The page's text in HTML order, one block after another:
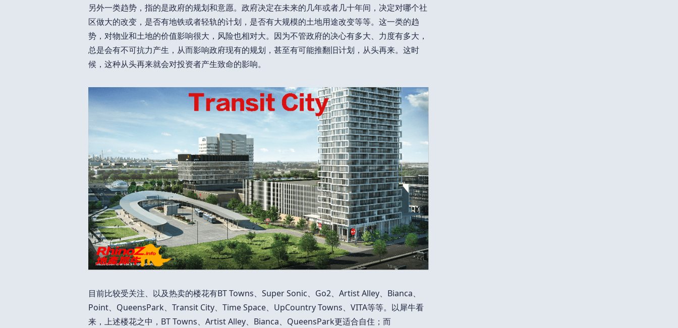
另外一类趋势，指的是政府的规划和意愿。政府决定在未来的几年或者几十年间，决定对哪个社
区做大的改变，是否有地铁或者轻轨的计划，是否有大规模的土地用途改变等等。这一类的趋
势，对物业和土地的价值影响很大，风险也相对大。因为不管政府的决心有多大、力度有多大，
总是会有不可抗力产生，从而影响政府现有的规划，甚至有可能推翻旧计划，从头再来。这时
候，这种从头再来就会对投资者产生致命的影响。
目前比较受关注、以及热卖的楼花有BT Towns、Super Sonic、Go2、Artist Alley、Bianca、
Point、QueensPark、Transit City、Time Space、UpCountry Towns、VITA等等。以犀牛看
来，上述楼花之中，BT Towns、Artist Alley、Bianca、QueensPark更适合自住；而